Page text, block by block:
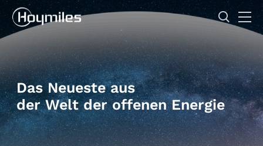
Das Neueste aus
der Welt der offenen Energie